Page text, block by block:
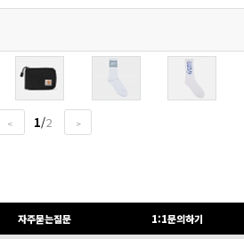
< 1/2 >
자주묻는질문 1:1문의하기